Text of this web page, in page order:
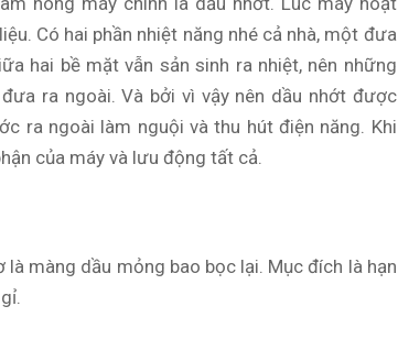
Có hai phần nhiệt năng nhé cả nhà, một đưa
hai bề mặt vẫn sản sinh ra nhiệt, nên những
ra ngoài. Và bởi vì vậy nên dầu nhớt được
ra ngoài làm nguội và thu hút điện năng. Khi
của máy và lưu động tất cả.
màng dầu mỏng bao bọc lại. Mục đích là hạn